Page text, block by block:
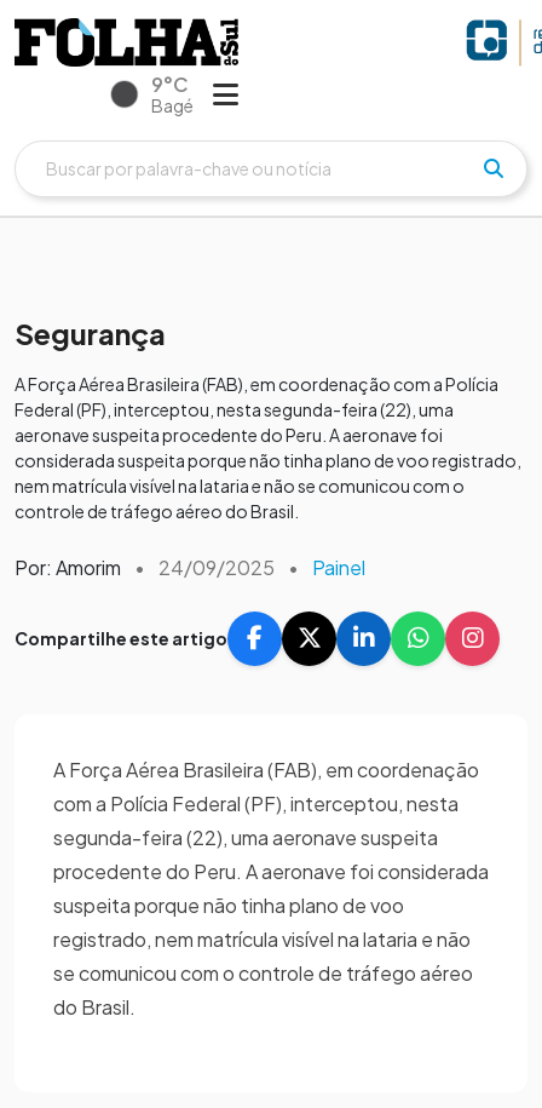
9°C
Bagé
Segurança
A Força Aérea Brasileira (FAB), em coordenação com a Polícia
Federal (PF), interceptou, nesta segunda-feira (22), uma
aeronave suspeita procedente do Peru. A aeronave foi
considerada suspeita porque não tinha plano de voo registrado,
nem matrícula visível na lataria e não se comunicou com o
controle de tráfego aéreo do Brasil.
Por: Amorim • 24/09/2025 • Painel
Compartilhe este artigo
A Força Aérea Brasileira (FAB), em coordenação
com a Polícia Federal (PF), interceptou, nesta
segunda-feira (22), uma aeronave suspeita
procedente do Peru. A aeronave foi considerada
suspeita porque não tinha plano de voo
registrado, nem matrícula visível na lataria e não
se comunicou com o controle de tráfego aéreo
do Brasil.